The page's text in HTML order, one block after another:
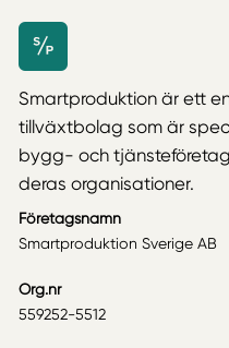
Smartproduktion är ett
tillväxtbolag som är
bygg- och
deras organisationer.
Företagsnamn
Smartproduktion Sverige AB
Org.nr
559252-5512